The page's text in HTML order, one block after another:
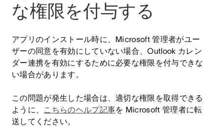
な権限を付与する
アプリのインストール時に、Microsoft 管理者がユー
ザーの同意を有効にしていない場合、Outlook カレン
ダー連携を有効にするために必要な権限を付与できな
い場合があります。
この問題が発生した場合は、適切な権限を取得できる
ように、 こちらのヘルプ記事を Microsoft 管理者に転
送してください。